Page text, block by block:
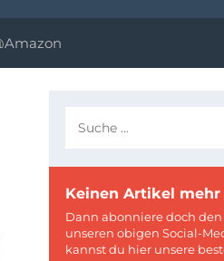
Keinen Artikel mehr
Dann abonniere doch den
unseren obigen Social-
kannst du hier unsere